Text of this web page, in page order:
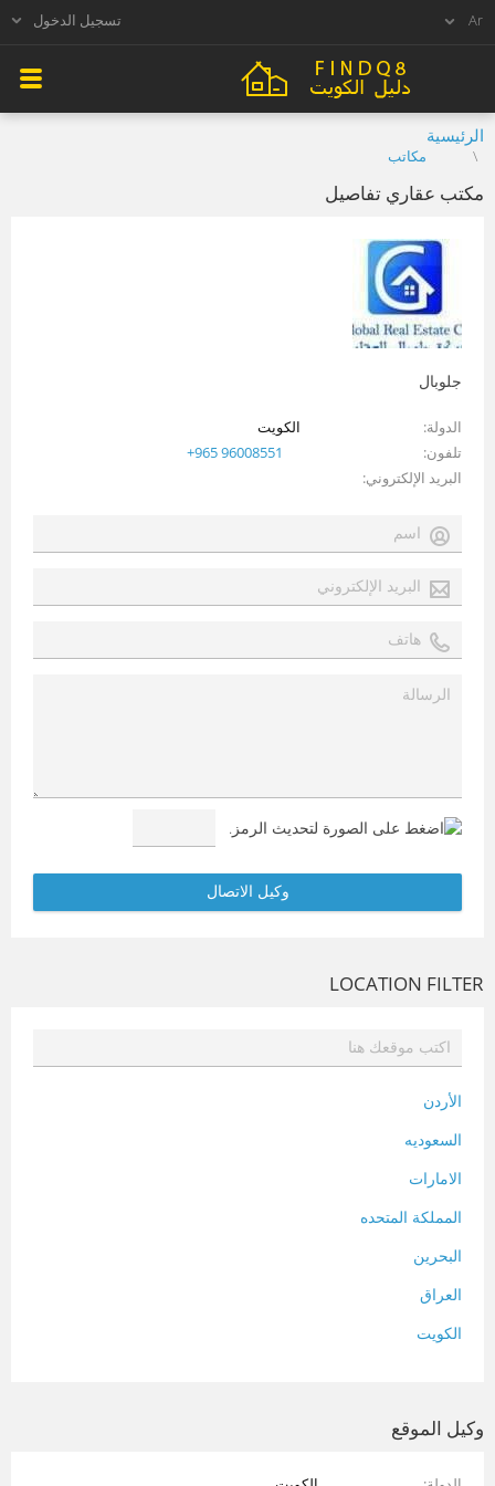
تسجيل الدخول
الرئيسية
مكاتب
مكتب عقاري تفاصيل
جلوبال
الدولة
الكويت
تلفون
+965 96008551
البريد الإلكتروني
LOCATION FILTER
الأردن
السعوديه
الامارات
المملكة المتحده
البحرين
العراق
الكويت
وكيل الموقع